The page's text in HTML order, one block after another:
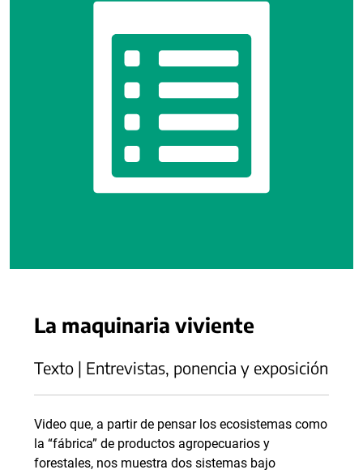
La maquinaria viviente
Texto | Entrevistas, ponencia y exposición
Video que, a partir de pensar los ecosistemas como
la “fábrica” de productos agropecuarios y
forestales, nos muestra dos sistemas bajo